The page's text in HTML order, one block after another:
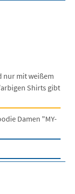
nur mit weißem
Shirts gibt
Damen "MY-